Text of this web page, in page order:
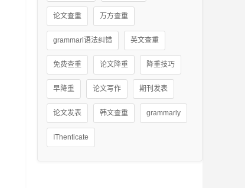
论文查重 万方查重
grammarl语法纠错 英文查重
免费查重 论文降重 降重技巧
早降重 论文写作 期刊发表
论文发表 韩文查重 grammarly
IThenticate